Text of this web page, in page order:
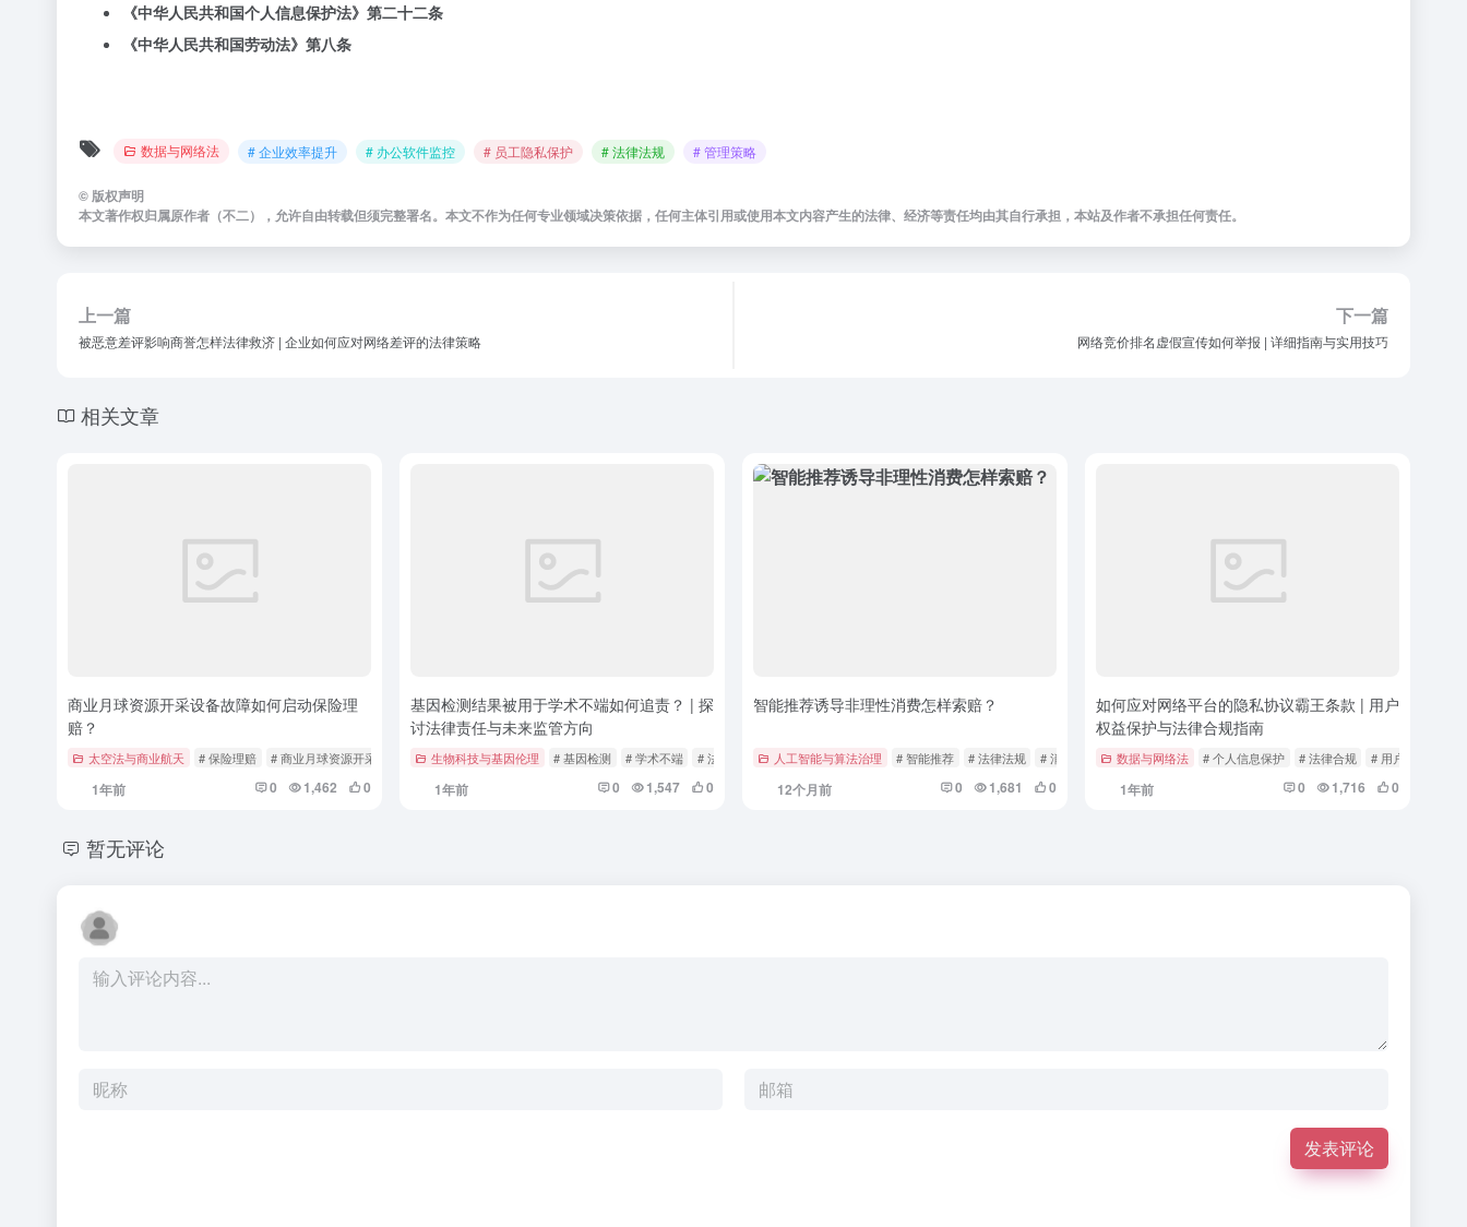
《中华人民共和国个人信息保护法》第二十二条
《中华人民共和国劳动法》第八条
数据与网络法 # 企业效率提升 # 办公软件监控 # 员工隐私保护 # 法律法规 # 管理策略
©版权声明
本文著作权归属原作者（不二），允许自由转载但须完整署名。本文不作为任何专业领域决策依据，任何主体引用或使用本文内容产生的法律、经济等责任均由其自行承担，本站及作者不承担任何责任。
上一篇
被恶意差评影响商誉怎样法律救济 | 企业如何应对网络差评的法律策略
下一篇
网络竞价排名虚假宣传如何举报 | 详细指南与实用技巧
相关文章
商业月球资源开采设备故障如何启动保险理
赔？
太空法与商业航天 # 保险理赔 # 商业月球资源开采 # 案例分析
1年前 0 1,462 0
基因检测结果被用于学术不端如何追责？ | 探
讨法律责任与未来监管方向
生物科技与基因伦理 # 基因检测 # 学术不端 # 法律法规
1年前 0 1,547 0
智能推荐诱导非理性消费怎样索赔？
人工智能与算法治理 # 智能推荐 # 法律法规 # 消费者权益
12个月前 0 1,681 0
如何应对网络平台的隐私协议霸王条款 | 用户
权益保护与法律合规指南
数据与网络法 # 个人信息保护 # 法律合规 # 用户权益
1年前 0 1,716 0
暂无评论
发表评论